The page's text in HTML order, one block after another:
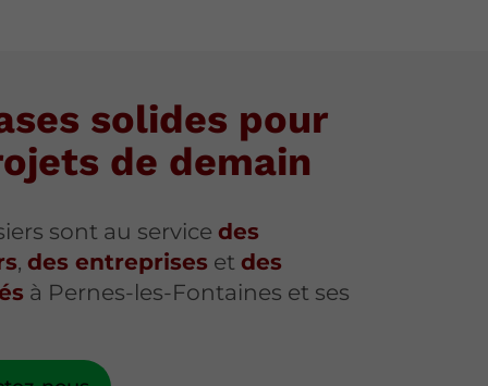
solides pour
de demain
sont au servicedes
,des entreprises etdes
à Pernes-les-Fontaines et ses